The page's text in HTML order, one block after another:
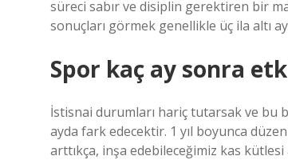
süreci sabır ve disiplin gerektiren bir
sonuçları görmek genellikle üç ila altı
Spor kaç ay sonra
İstisnai durumları hariç tutarsak ve bu
ayda fark edecektir. 1 yıl boyunca
arttıkça, inşa edebileceğimiz kas kütlesi